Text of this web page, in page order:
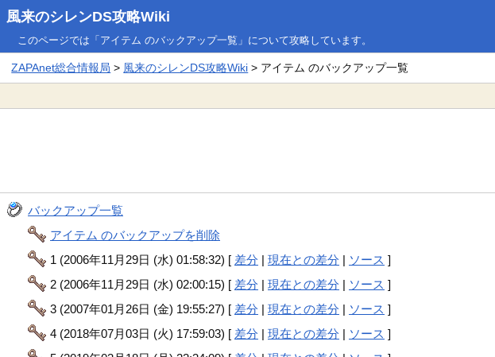
風来のシレンDS攻略Wiki
このページでは「アイテム のバックアップ一覧」について攻略しています。
ZAPAnet総合情報局 > 風来のシレンDS攻略Wiki > アイテム のバックアップ一覧
バックアップ一覧
アイテム のバックアップを削除
1 (2006年11月29日 (水) 01:58:32) [ 差分 |現在との差分 | ソース ]
2 (2006年11月29日 (水) 02:00:15) [ 差分 |現在との差分 | ソース ]
3 (2007年01月26日 (金) 19:55:27) [ 差分 |現在との差分 | ソース ]
4 (2018年07月03日 (火) 17:59:03) [ 差分 |現在との差分 | ソース ]